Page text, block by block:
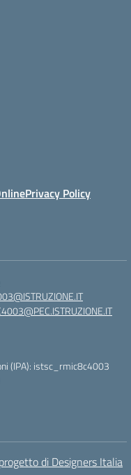
Privacy Policy
(IPA): istsc_rmic8c4003
di Designers Italia